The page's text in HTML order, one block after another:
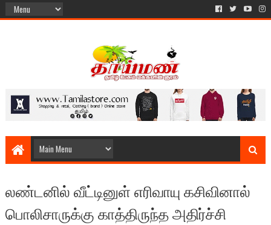
லண்டனில் வீட்டினுள் எரிவாயு கசிவினால்
பொலிசாருக்கு காத்திருந்த அதிர்ச்சி